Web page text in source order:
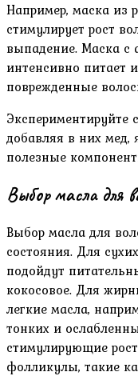
Например‚ маска из
стимулирует рост
выпадение. Маска
интенсивно питает
поврежденные
Экспериментируйте
добавляя в них
полезные
Выбор масла для
Выбор масла для
состояния. Для
подойдут
кокосовое. Для
легкие масла‚
тонких и
стимулирующие
фолликулы‚ такие